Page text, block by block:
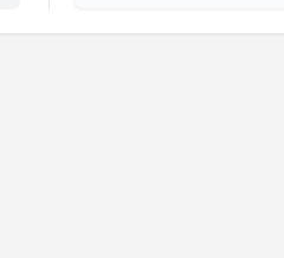
işlenmesini kabul ediyorum.